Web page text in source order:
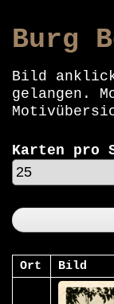
Burg
Bild
gelangen.
Karten pro
Ort Bild